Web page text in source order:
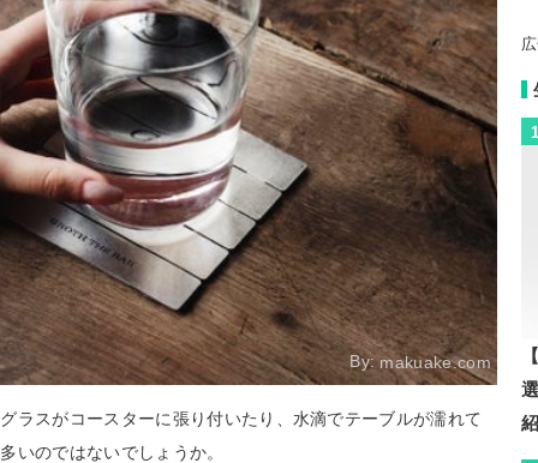
By:makuake.com
ラスがコースターに張り付いたり、水滴でテーブルが濡れて
いのではないでしょうか。